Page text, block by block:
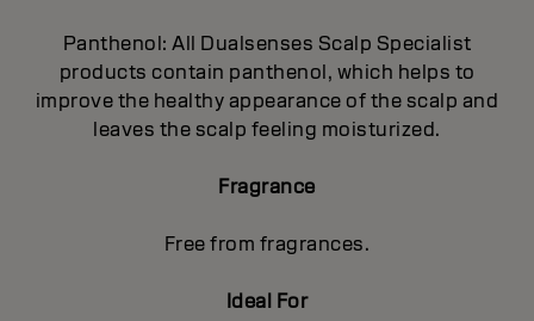
Panthenol: All Dualsenses Scalp Specialist
products contain panthenol, which helps to
improve the healthy appearance of the scalp and
leaves the scalp feeling moisturized.
Fragrance
Free from fragrances.
Ideal For